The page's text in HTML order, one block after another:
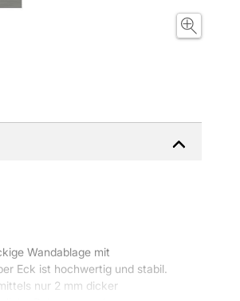
Wandablage mit
Eck ist hochwertig und stabil.
nur 2 mm dicker